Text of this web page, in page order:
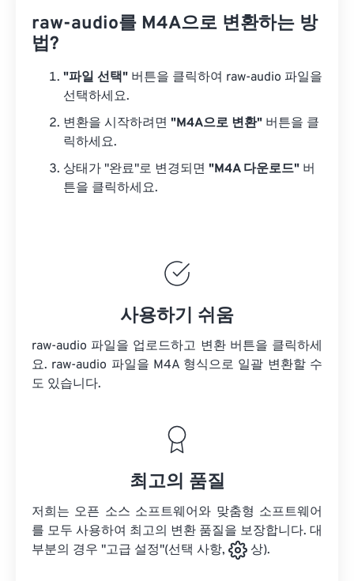
raw-audio를 M4A으로 변환하는 방
법?
"파일 선택" 버튼을 클릭하여 raw-audio 파일을
선택하세요.
변환을 시작하려면 "M4A으로 변환" 버튼을 클
릭하세요.
상태가 "완료"로 변경되면 "M4A 다운로드" 버
튼을 클릭하세요.
사용하기 쉬움
raw-audio 파일을 업로드하고 변환 버튼을 클릭하세
요. raw-audio 파일을 M4A 형식으로 일괄 변환할 수
도 있습니다.
최고의 품질
저희는 오픈 소스 소프트웨어와 맞춤형 소프트웨어
를 모두 사용하여 최고의 변환 품질을 보장합니다. 대
부분의 경우 "고급 설정"(선택 사항,
상).